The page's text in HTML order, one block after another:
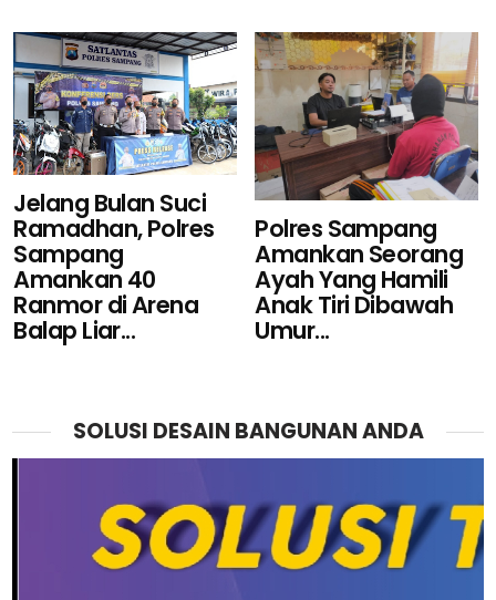
Jelang Bulan Suci
Ramadhan, Polres
Sampang
Amankan 40
Ranmor di Arena
Balap Liar...
Polres Sampang
Amankan Seorang
Ayah Yang Hamili
Anak Tiri Dibawah
Umur...
SOLUSI DESAIN BANGUNAN ANDA